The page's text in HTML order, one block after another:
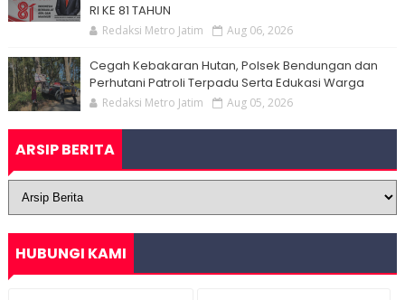
RI KE 81 TAHUN
Redaksi Metro Jatim Aug 06, 2026
Cegah Kebakaran Hutan, Polsek Bendungan dan
Perhutani Patroli Terpadu Serta Edukasi Warga
Redaksi Metro Jatim Aug 05, 2026
ARSIP BERITA
HUBUNGI KAMI